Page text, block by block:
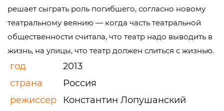
решает сыграть роль погибшего, согласно новому
театральному веянию — когда часть театральной
общественности считала, что театр надо выводить в
жизнь, на улицы, что театр должен слиться с жизнью.
год
2013
страна
Россия
режиссер
Константин Лопушанский